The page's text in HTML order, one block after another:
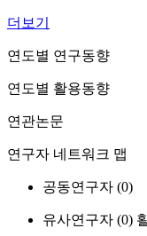
더보기
연도별 연구동향
연도별 활용동향
연관논문
연구자 네트워크 맵
공동연구자 (0)
유사연구자 (0)